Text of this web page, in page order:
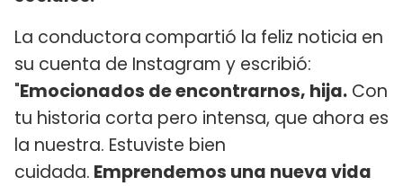
La conductora compartió la feliz noticia en
su cuenta de Instagram y escribió:
"Emocionados de encontrarnos, hija. Con
tu historia corta pero intensa, que ahora es
la nuestra. Estuviste bien
cuidada. Emprendemos una nueva vida